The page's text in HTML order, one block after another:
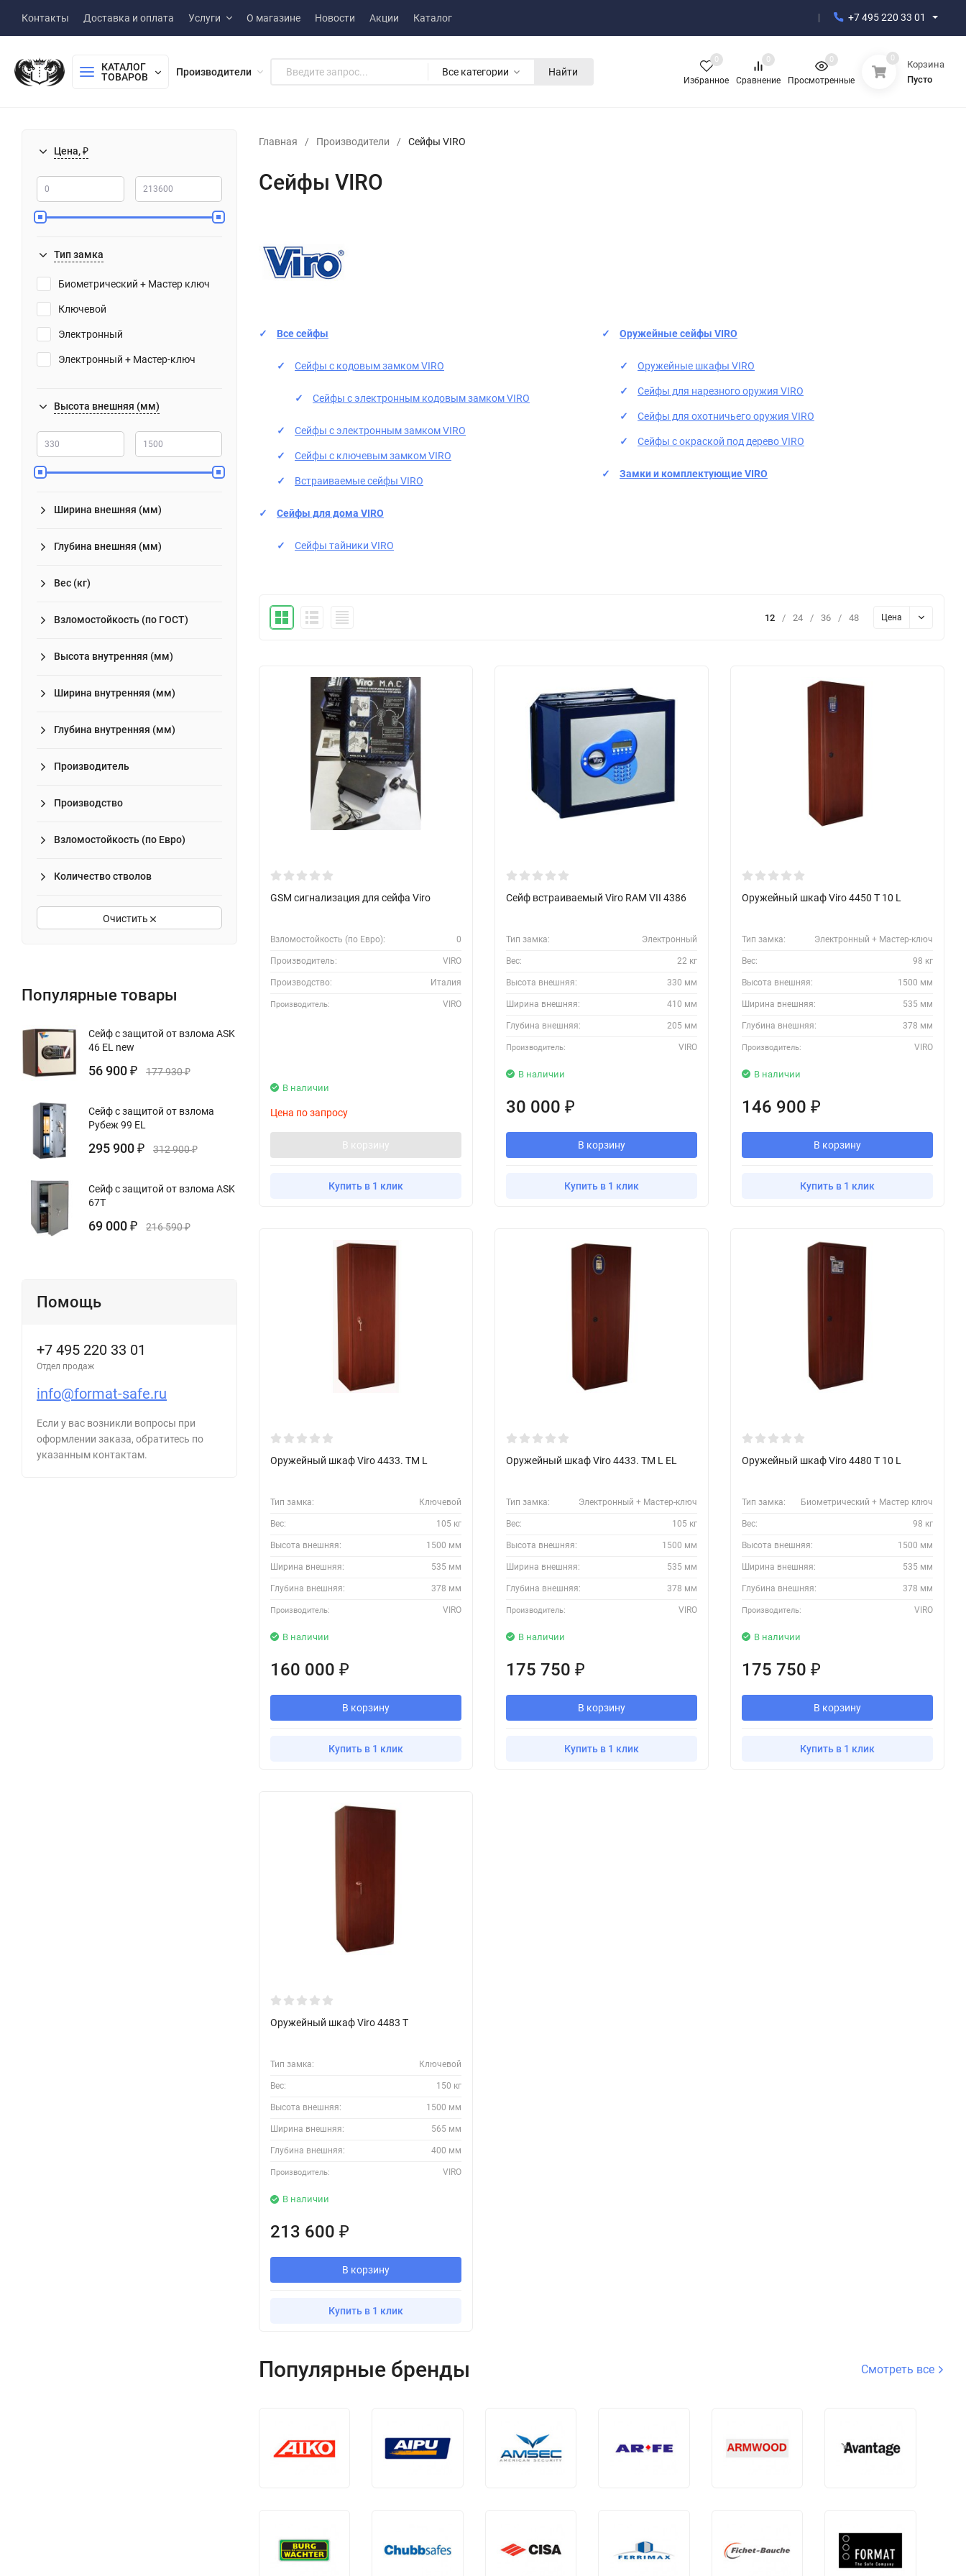
Контакты Доставка и оплата Услуги О магазине Новости Акции Каталог +7 495 220 33 01
КАТАЛОГ
ТОВАРОВ
Производители Все категории Найти
Избранное
0
Сравнение
0
Просмотренные
0 0
Корзина
Пусто
Цена, ₽
Тип замка
Биометрический + Мастер ключ
Ключевой
Электронный
Электронный + Мастер-ключ
Высота внешняя (мм)
Ширина внешняя (мм)
Глубина внешняя (мм)
Вес (кг)
Взломостойкость (по ГОСТ)
Высота внутренняя (мм)
Ширина внутренняя (мм)
Глубина внутренняя (мм)
Производитель
Производство
Взломостойкость (по Евро)
Количество стволов
Очистить
Популярные товары
Сейф с защитой от взлома ASK
46 EL new
56 900 ₽ 177 930₽
Сейф с защитой от взлома
Рубеж 99 EL
295 900 ₽ 312 900₽
Сейф с защитой от взлома ASK
67T
69 000 ₽ 216 590₽
Помощь
+7 495 220 33 01
Отдел продаж
info@format-safe.ru
Если у вас возникли вопросы при
оформлении заказа, обратитесь по
указанным контактам.
Главная / Производители / Сейфы VIRO
Сейфы VIRO
Все сейфы
Сейфы с кодовым замком VIRO
Сейфы с электронным кодовым замком VIRO
Сейфы с электронным замком VIRO
Сейфы с ключевым замком VIRO
Встраиваемые сейфы VIRO
Сейфы для дома VIRO
Сейфы тайники VIRO
Оружейные сейфы VIRO
Оружейные шкафы VIRO
Сейфы для нарезного оружия VIRO
Сейфы для охотничьего оружия VIRO
Сейфы с окраской под дерево VIRO
Замки и комплектующие VIRO
12 / 24 / 36 / 48 Цена
GSM сигнализация для сейфа Viro
Взломостойкость (по Евро): 0
Производитель: VIRO
Производство: Италия
Производитель: VIRO
В наличии
Цена по запросу
В корзину
Купить в 1 клик
Сейф встраиваемый Viro RAM VII 4386
Тип замка: Электронный
Вес: 22 кг
Высота внешняя: 330 мм
Ширина внешняя: 410 мм
Глубина внешняя: 205 мм
Производитель: VIRO
В наличии
30 000 ₽
В корзину
Купить в 1 клик
Оружейный шкаф Viro 4450 T 10 L
Тип замка: Электронный + Мастер-ключ
Вес: 98 кг
Высота внешняя: 1500 мм
Ширина внешняя: 535 мм
Глубина внешняя: 378 мм
Производитель: VIRO
В наличии
146 900 ₽
В корзину
Купить в 1 клик
Оружейный шкаф Viro 4433. TM L
Тип замка: Ключевой
Вес: 105 кг
Высота внешняя: 1500 мм
Ширина внешняя: 535 мм
Глубина внешняя: 378 мм
Производитель: VIRO
В наличии
160 000 ₽
В корзину
Купить в 1 клик
Оружейный шкаф Viro 4433. TM L EL
Тип замка: Электронный + Мастер-ключ
Вес: 105 кг
Высота внешняя: 1500 мм
Ширина внешняя: 535 мм
Глубина внешняя: 378 мм
Производитель: VIRO
В наличии
175 750 ₽
В корзину
Купить в 1 клик
Оружейный шкаф Viro 4480 T 10 L
Тип замка: Биометрический + Мастер ключ
Вес: 98 кг
Высота внешняя: 1500 мм
Ширина внешняя: 535 мм
Глубина внешняя: 378 мм
Производитель: VIRO
В наличии
175 750 ₽
В корзину
Купить в 1 клик
Оружейный шкаф Viro 4483 T
Тип замка: Ключевой
Вес: 150 кг
Высота внешняя: 1500 мм
Ширина внешняя: 565 мм
Глубина внешняя: 400 мм
Производитель: VIRO
В наличии
213 600 ₽
В корзину
Купить в 1 клик
Популярные бренды Смотреть все